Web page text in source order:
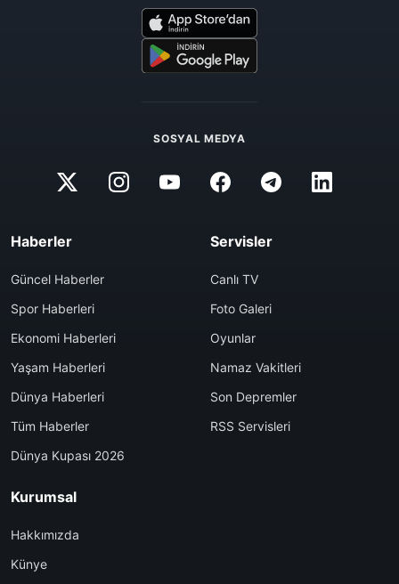
SOSYAL MEDYA
Haberler
Güncel Haberler
Spor Haberleri
Ekonomi Haberleri
Yaşam Haberleri
Dünya Haberleri
Tüm Haberler
Dünya Kupası 2026
Servisler
Canlı TV
Foto Galeri
Oyunlar
Namaz Vakitleri
Son Depremler
RSS Servisleri
Kurumsal
Hakkımızda
Künye